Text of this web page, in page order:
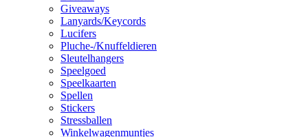
Giveaways
Lanyards/Keycords
Lucifers
Pluche-/Knuffeldieren
Sleutelhangers
Speelgoed
Speelkaarten
Spellen
Stickers
Stressballen
Winkelwagenmuntjes